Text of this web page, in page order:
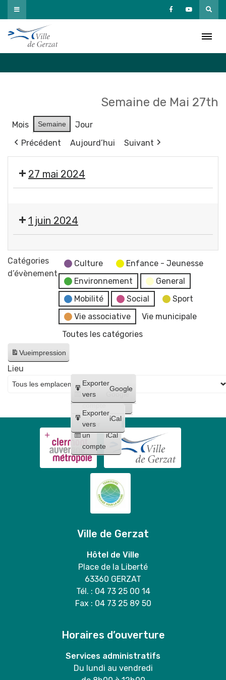
Passer
au
contenu
Semaine de Mai 27th
Mois Semaine
Jour
Précédent
Aujourd’hui Suivant
27 mai 2024
Services
"Les
fake
news"
1 juin 2024
vide-
dressing
Catégories
d’évènement
Culture
Enfance - Jeunesse
Environnement
General
Mobilité
Social
Sport
Vie associative
Vie municipale
Toutes les catégories
Vueimpression
Créer
un
compte
Google
Créer
un
compte
iCal
Exporter
vers
Google
Exporter
vers
iCal
Lieu
Ville de Gerzat
Hôtel de Ville
Place de la Liberté
63360 GERZAT
Tél. : 04 73 25 00 14
Fax : 04 73 25 89 50
Horaires d’ouverture
Services administratifs
Du lundi au vendredi